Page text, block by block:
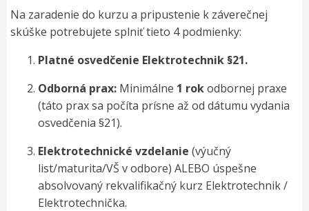
Na zaradenie do kurzu a pripustenie k záverečnej
skúške potrebujete splniť tieto 4 podmienky:
Platné osvedčenie Elektrotechnik §21.
Odborná prax: Minimálne 1 rokodbornej praxe
(táto prax sa počíta prísne až od dátumu vydania
osvedčenia §21).
Elektrotechnické vzdelanie (výučný
list/maturita/VŠ v odbore) ALEBO úspešne
absolvovaný rekvalifikačný kurz Elektrotechnik /
Elektrotechnička.